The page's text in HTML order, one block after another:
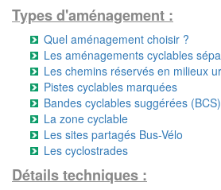
Types d'aménagement :
Quel aménagement choisir ?
Les aménagements cyclables
Les chemins réservés en milieux
Pistes cyclables marquées
Bandes cyclables suggérées (BCS)
La zone cyclable
Les sites partagés Bus-Vélo
Les cyclostrades
Détails techniques :